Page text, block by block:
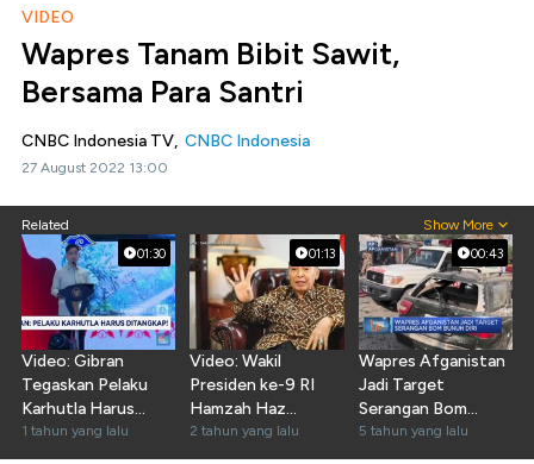
VIDEO
Wapres Tanam Bibit Sawit,
Bersama Para Santri
CNBC Indonesia TV, CNBC Indonesia
27 August 2022 13:00
Related Show More
01:30
Video: Gibran
Tegaskan Pelaku
Karhutla Harus
Ditangkap
1 tahun yang lalu
01:13
Video: Wakil
Presiden ke-9 RI
Hamzah Haz
Meninggal Dunia
2 tahun yang lalu
00:43
Wapres Afganistan
Jadi Target
Serangan Bom
Bunuh Diri
5 tahun yang lalu